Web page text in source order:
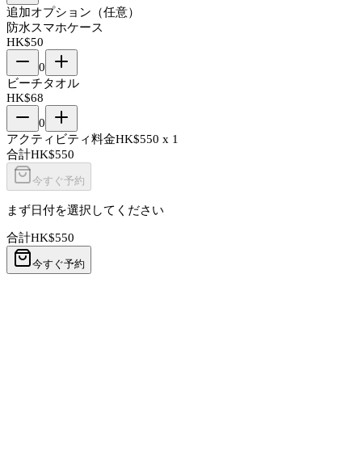
追加オプション（任意）
防水スマホケース
HK$50
0
ビーチタオル
HK$68
0
アクティビティ料金HK$550 x 1
合計HK$550
今すぐ予約
まず日付を選択してください
合計HK$550
今すぐ予約